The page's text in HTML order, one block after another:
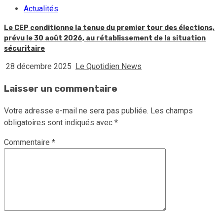
Actualités
Le CEP conditionne la tenue du premier tour des élections,
prévu le 30 août 2026, au rétablissement de la situation
sécuritaire
28 décembre 2025 Le Quotidien News
Laisser un commentaire
Votre adresse e-mail ne sera pas publiée. Les champs
obligatoires sont indiqués avec *
Commentaire *